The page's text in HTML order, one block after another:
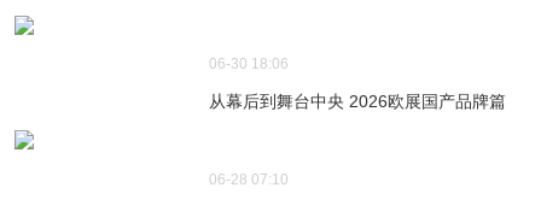
06-30 18:06
从幕后到舞台中央 2026欧展国产品牌篇
06-28 07:10